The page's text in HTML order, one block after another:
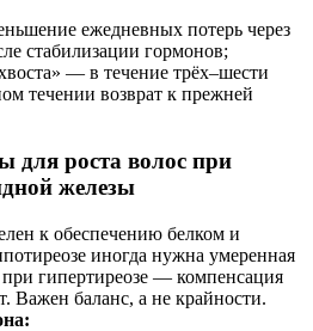
ежедневных потерь через
стабилизации гормонов;
— в течение трёх–шести
течении возврат к прежней
для роста волос при
железы
к обеспечению белком и
иногда нужна умеренная
гипертиреозе — компенсация
Важен баланс, а не крайности.